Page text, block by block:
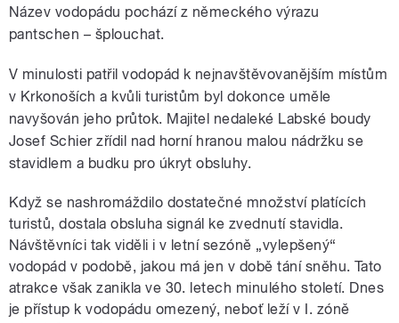
Název vodopádu pochází z německého výrazu
pantschen – šplouchat.
V minulosti patřil vodopád k nejnavštěvovanějším místům
v Krkonoších a kvůli turistům byl dokonce uměle
navyšován jeho průtok. Majitel nedaleké Labské boudy
Josef Schier zřídil nad horní hranou malou nádržku se
stavidlem a budku pro úkryt obsluhy.
Když se nashromáždilo dostatečné množství platících
turistů, dostala obsluha signál ke zvednutí stavidla.
Návštěvníci tak viděli i v letní sezóně „vylepšený“
vodopád v podobě, jakou má jen v době tání sněhu. Tato
atrakce však zanikla ve 30. letech minulého století. Dnes
je přístup k vodopádu omezený, neboť leží v I. zóně